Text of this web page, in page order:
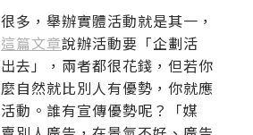
多，舉辦實體活動就是其一，
這篇文章說辦活動要「企劃活
去」，兩者都很花錢，但若你
自然就比別人有優勢，你就應
動。誰有宣傳優勢呢？「媒